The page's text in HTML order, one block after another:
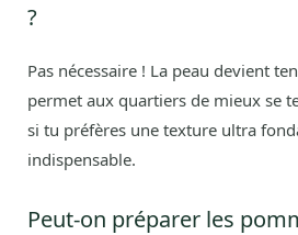
?
Pas nécessaire ! La peau devient
permet aux quartiers de mieux se
si tu préfères une texture ultra
indispensable.
Peut-on préparer les